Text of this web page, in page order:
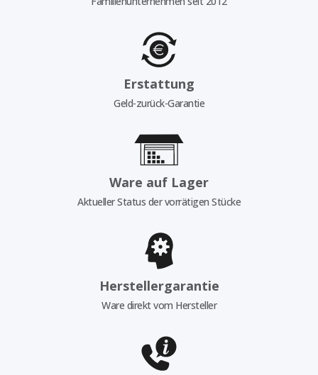
Erstattung
Geld-zurück-Garantie
Ware auf Lager
Aktueller Status der vorrätigen Stücke
Herstellergarantie
Ware direkt vom Hersteller